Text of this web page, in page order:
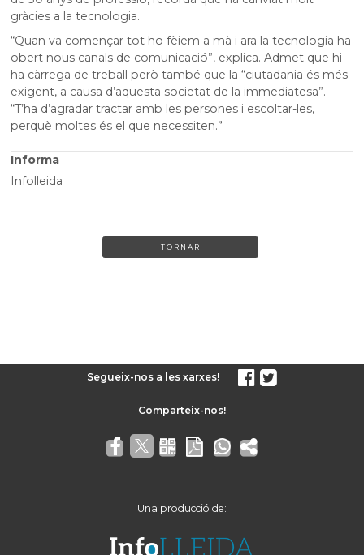
gràcies a la tecnologia.
“Quan va començar tot ho fèiem a mà i ara la tecnologia ha
obert nous canals de comunicació”, explica. Admet que hi
ha càrrega de treball però també que la “ciutadania és més
exigent, a causa d’aquesta societat de la immediatesa”.
“T’ha d’agradar tractar amb les persones i escoltar-les,
perquè moltes és el que necessiten.”
Informa
Infolleida
TORNAR
Segueix-nos a les xarxes!
Una producció de: